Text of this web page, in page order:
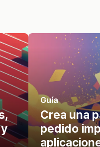
Guía
Crea una
pedido